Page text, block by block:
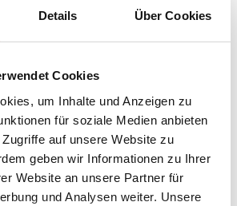
Details Über Cookies
Cookies
um Inhalte und Anzeigen zu
für soziale Medien anbieten
auf unsere Website zu
geben wir Informationen zu Ihrer
Website an unsere Partner für
und Analysen weiter. Unsere
Beton und säurebeständigen Naturstein